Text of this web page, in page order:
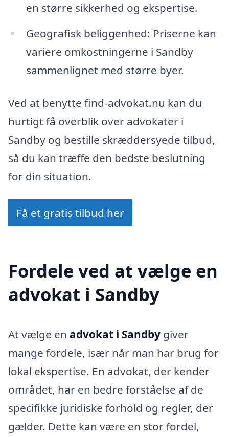
en større sikkerhed og ekspertise.
Geografisk beliggenhed: Priserne kan
variere omkostningerne i Sandby
sammenlignet med større byer.
Ved at benytte find-advokat.nu kan du
hurtigt få overblik over advokater i
Sandby og bestille skræddersyede tilbud,
så du kan træffe den bedste beslutning
for din situation.
Få et gratis tilbud her
Fordele ved at vælge en
advokat i Sandby
At vælge en advokat i Sandby giver
mange fordele, især når man har brug for
lokal ekspertise. En advokat, der kender
området, har en bedre forståelse af de
specifikke juridiske forhold og regler, der
gælder. Dette kan være en stor fordel,